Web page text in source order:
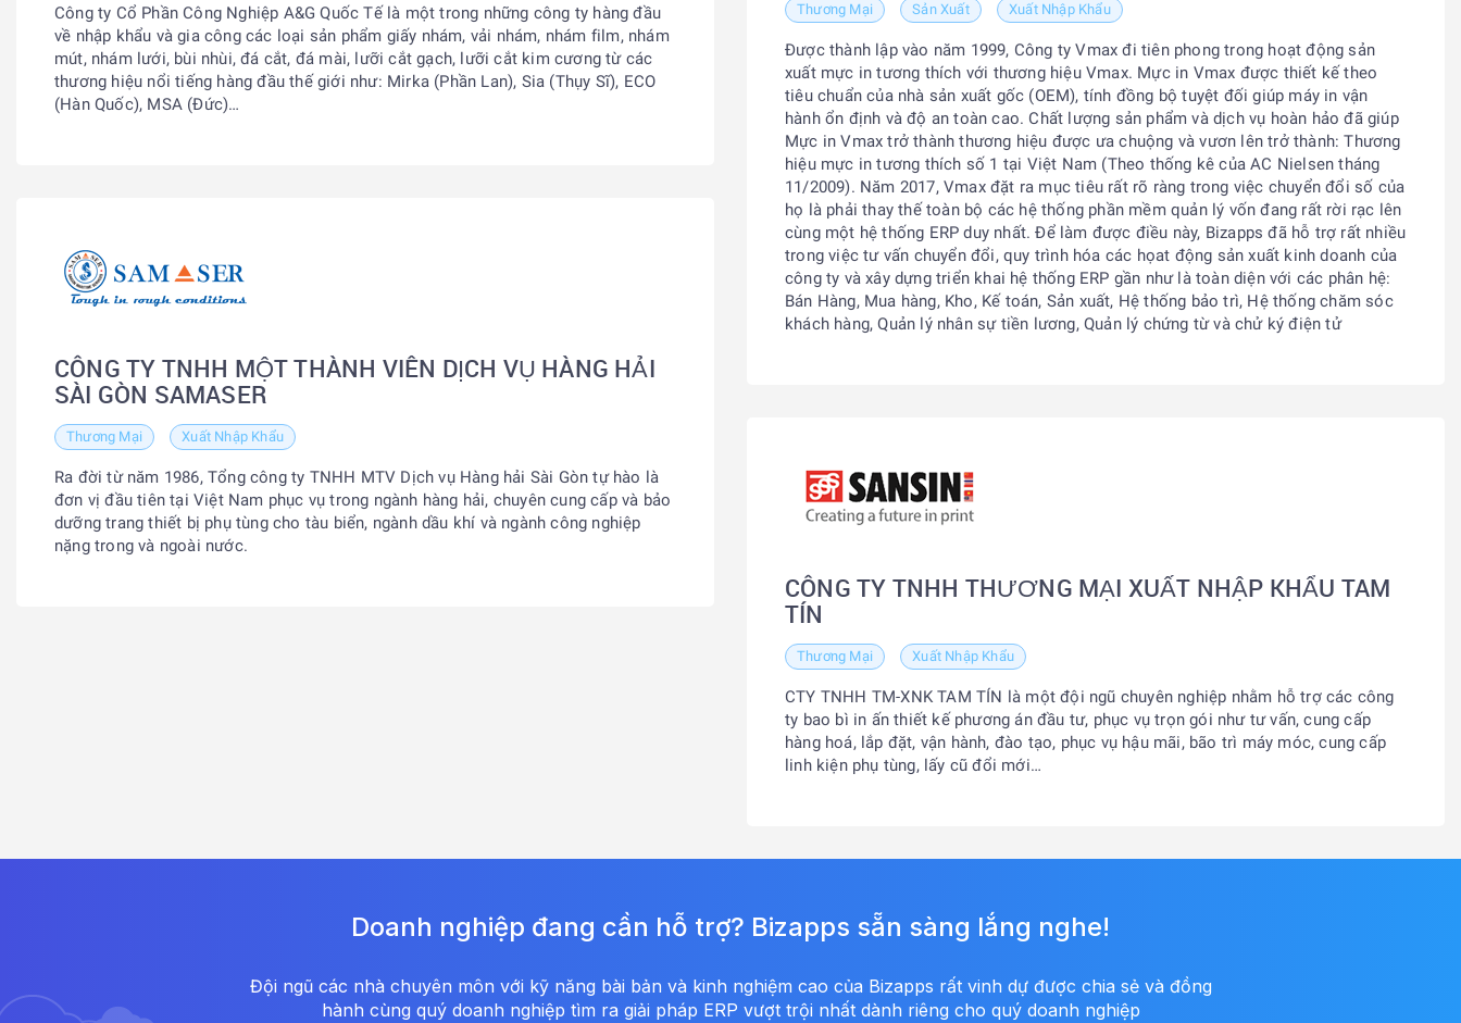
Công ty Cổ Phần Công Nghiệp A&G Quốc Tế là một trong những công ty hàng đầu
về nhập khẩu và gia công các loại sản phẩm giấy nhám, vải nhám, nhám film, nhám
mút, nhám lưới, bùi nhùi, đá cắt, đá mài, lưỡi cắt gạch, lưỡi cắt kim cương từ các
thương hiệu nổi tiếng hàng đầu thế giới như: Mirka (Phần Lan), Sia (Thụy Sĩ), ECO
(Hàn Quốc), MSA (Đức)…
CÔNG TY TNHH MỘT THÀNH VIÊN DỊCH VỤ HÀNG HẢI
SÀI GÒN SAMASER
Thương Mại Xuất Nhập Khẩu
Ra đời từ năm 1986, Tổng công ty TNHH MTV Dịch vụ Hàng hải Sài Gòn tự hào là
đơn vị đầu tiên tại Việt Nam phục vụ trong ngành hàng hải, chuyên cung cấp và bảo
dưỡng trang thiết bị phụ tùng cho tàu biển, ngành dầu khí và ngành công nghiệp
nặng trong và ngoài nước.
Thương Mại Sản Xuất Xuất Nhập Khẩu
Được thành lập vào năm 1999, Công ty Vmax đi tiên phong trong hoạt động sản
xuất mực in tương thích với thương hiệu Vmax. Mực in Vmax được thiết kế theo
tiêu chuẩn của nhà sản xuất gốc (OEM), tính đồng bộ tuyệt đối giúp máy in vận
hành ổn định và độ an toàn cao. Chất lượng sản phẩm và dịch vụ hoàn hảo đã giúp
Mực in Vmax trở thành thương hiệu được ưa chuộng và vươn lên trở thành: Thương
hiệu mực in tương thích số 1 tại Việt Nam (Theo thống kê của AC Nielsen tháng
11/2009). Năm 2017, Vmax đặt ra mục tiêu rất rõ ràng trong việc chuyển đổi số của
họ là phải thay thế toàn bộ các hệ thống phần mềm quản lý vốn đang rất rời rạc lên
cùng một hệ thống ERP duy nhất. Để làm được điều này, Bizapps đã hỗ trợ rất nhiều
trong việc tư vấn chuyển đổi, quy trình hóa các họat động sản xuất kinh doanh của
công ty và xây dựng triển khai hệ thống ERP gần như là toàn diện với các phân hệ:
Bán Hàng, Mua hàng, Kho, Kế toán, Sản xuất, Hệ thống bảo trì, Hệ thống chăm sóc
khách hàng, Quản lý nhân sự tiền lương, Quản lý chứng từ và chử ký điện tử
CÔNG TY TNHH THƯƠNG MẠI XUẤT NHẬP KHẨU TAM
TÍN
Thương Mại Xuất Nhập Khẩu
CTY TNHH TM-XNK TAM TÍN là một đội ngũ chuyên nghiệp nhằm hỗ trợ các công
ty bao bì in ấn thiết kế phương án đầu tư, phục vụ trọn gói như tư vấn, cung cấp
hàng hoá, lắp đặt, vận hành, đào tạo, phục vụ hậu mãi, bão trì máy móc, cung cấp
linh kiện phụ tùng, lấy cũ đổi mới…
Doanh nghiệp đang cần hỗ trợ? Bizapps sẵn sàng lắng nghe!
Đội ngũ các nhà chuyên môn với kỹ năng bài bản và kinh nghiệm cao của Bizapps rất vinh dự được chia sẻ và đồng
hành cùng quý doanh nghiệp tìm ra giải pháp ERP vượt trội nhất dành riêng cho quý doanh nghiệp